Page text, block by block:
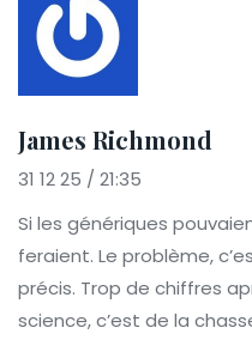
James Richmond
31 12 25 / 21:35
Si les génériques
feraient. Le problème,
précis. Trop de chiffres
science, c’est de la